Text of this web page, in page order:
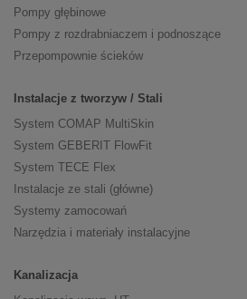
Pompy głębinowe
Pompy z rozdrabniaczem i podnoszące
Przepompownie ścieków
Instalacje z tworzyw / Stali
System COMAP MultiSkin
System GEBERIT FlowFit
System TECE Flex
Instalacje ze stali (główne)
Systemy zamocowań
Narzędzia i materiały instalacyjne
Kanalizacja